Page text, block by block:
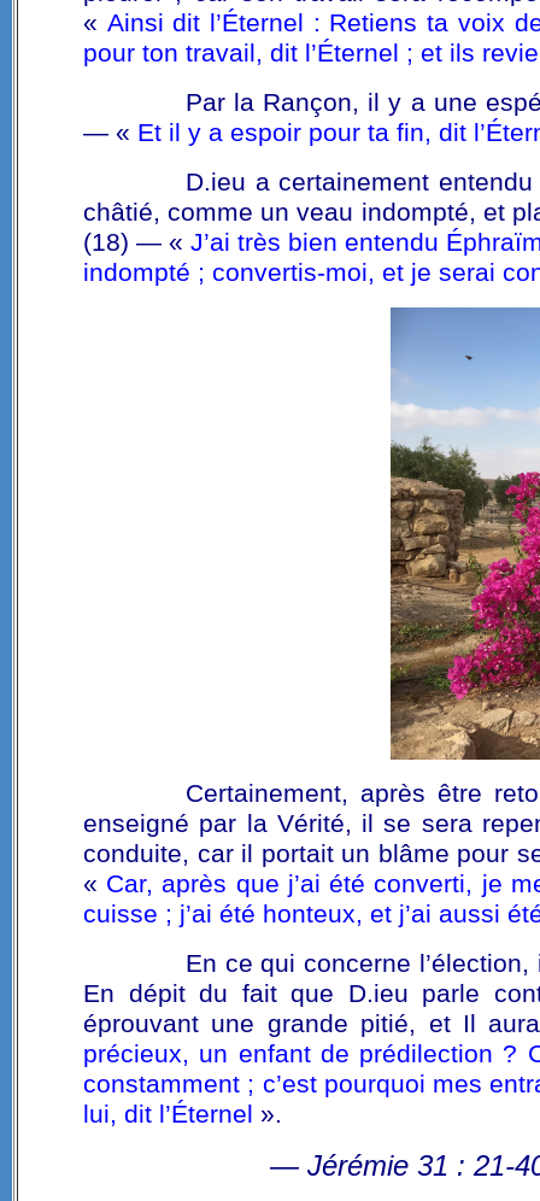
« Ainsi dit l’Éternel : Retiens ta voix
pour ton travail, dit l’Éternel ; et ils
Par la Rançon, il y a une
— « Et il y a espoir pour ta fin, dit
D.ieu a certainement
châtié, comme un veau indompté, et
(18) — «J’ai très bien entendu
indompté ; convertis-moi, et je serai
Certainement, après être
enseigné par la Vérité, il se sera
conduite, car il portait un blâme pour
« Car, après que j’ai été converti, je
cuisse ; j’ai été honteux, et j’ai aussi
En ce qui concerne
En dépit du fait que D.ieu parle
éprouvant une grande pitié, et Il
précieux, un enfant de prédilection ?
constamment ; c’est pourquoi mes
lui, dit l’Éternel ».
— Jérémie 31 : 21-